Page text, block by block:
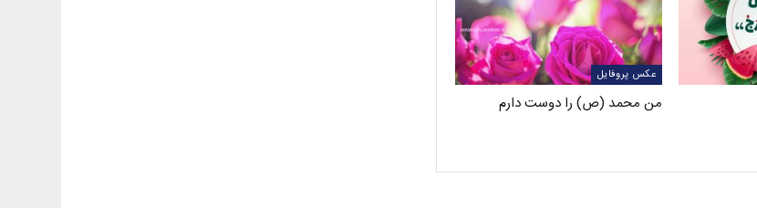
عکس پروفایل
من محمد (ص) را دوست دارم